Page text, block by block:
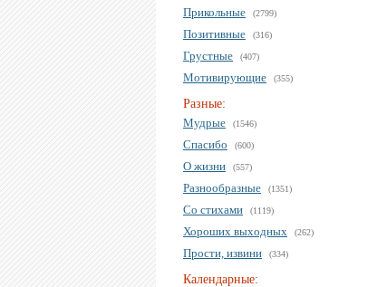
Прикольные
(2799)
Позитивные (316)
Грустные (407)
Мотивирующие (355)
Разные:
Мудрые
(1546)
Спасибо (600)
О жизни (557)
Разнообразные (1351)
Со стихами (1119)
Хороших выходных (262)
Прости, извини (334)
Календарные: